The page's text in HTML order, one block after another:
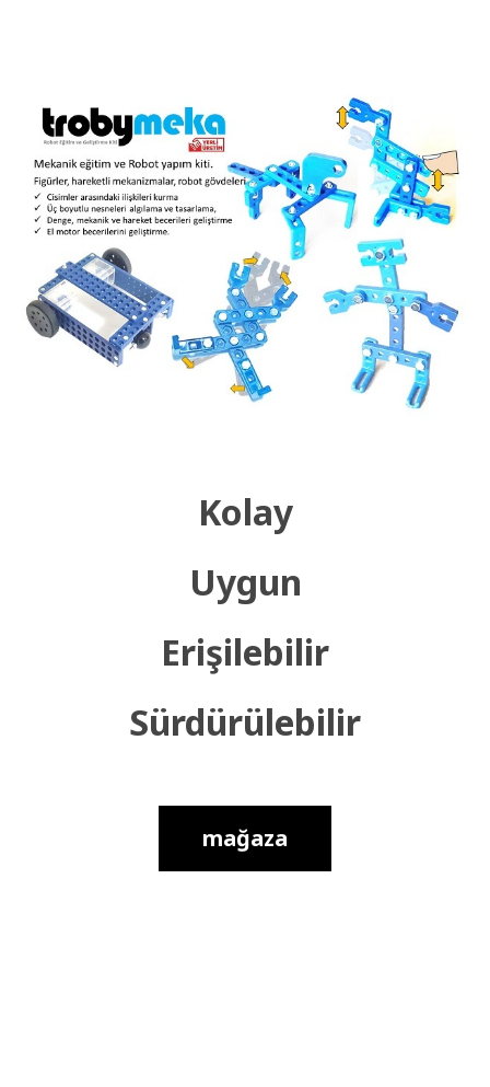
Kolay
Uygun
Erişilebilir
Sürdürülebilir
mağaza